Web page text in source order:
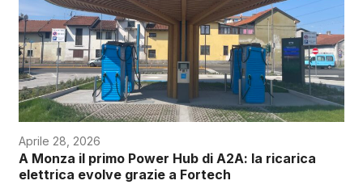
Aprile 28, 2026
A Monza il primo Power Hub di A2A: la ricarica
elettrica evolve grazie a Fortech